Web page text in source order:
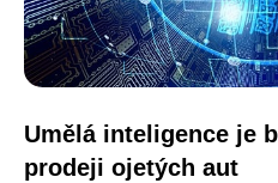
Umělá inteligence je
prodeji ojetých aut